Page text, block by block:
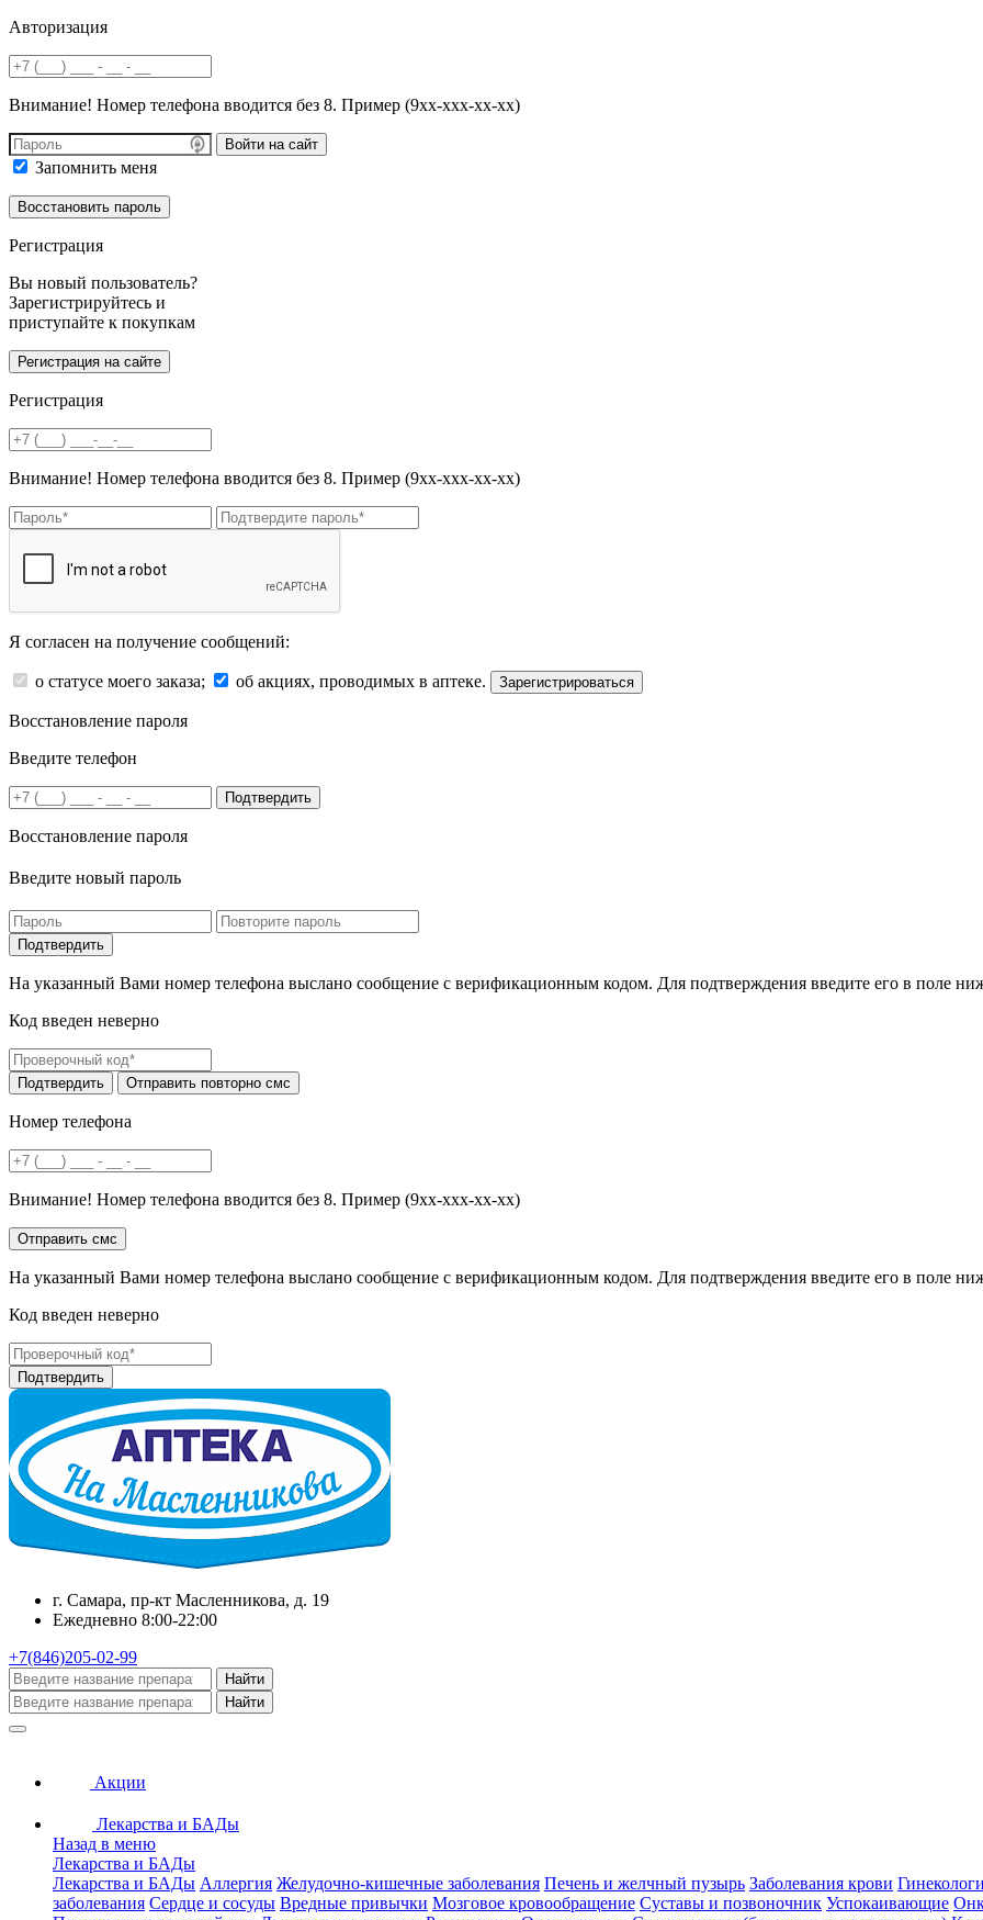
Авторизация
Внимание! Номер телефона вводится без 8. Пример (9хх-ххх-хх-хх)
Войти на сайт
Запомнить меня
Регистрация
Вы новый пользователь?
Зарегистрируйтесь и
приступайте к покупкам
Регистрация
Внимание! Номер телефона вводится без 8. Пример (9хх-ххх-хх-хх)
Я согласен на получение сообщений:
о статусе моего заказа; об акциях, проводимых в аптеке. Зарегистрироваться
Восстановление пароля
Введите телефон
Подтвердить
Восстановление пароля
Введите новый пароль
На указанный Вами номер телефона выслано сообщение с верификационным кодом. Для подтверждения введите его в поле
Код введен неверно
Номер телефона
Внимание! Номер телефона вводится без 8. Пример (9хх-ххх-хх-хх)
На указанный Вами номер телефона выслано сообщение с верификационным кодом. Для подтверждения введите его в поле
Код введен неверно
г. Самара, пр-кт Масленникова, д. 19
Ежедневно 8:00-22:00
+7(846)205-02-99
Найти
Найти
Акции
Лекарства и БАДы
Назад в меню
Лекарства и БАДы
Лекарства и БАДы Аллергия Желудочно-кишечные заболевания Печень и желчный пузырь Заболевания крови
заболевания Сердце и сосуды Вредные привычки Мозговое кровообращение Суставы и позвоночник Успокаивающие